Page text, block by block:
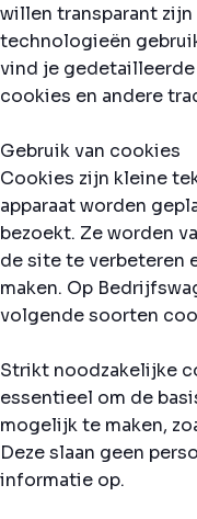
willen transparant
technologieën
vind je
cookies en andere
Gebruik van cookies
Cookies zijn kleine
apparaat worden
bezoekt. Ze worden
de site te verbeteren
maken. Op
volgende soorten
Strikt noodzakelijke
essentieel om de
mogelijk te maken,
Deze slaan geen
informatie op.